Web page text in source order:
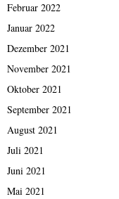
Februar 2022
Januar 2022
Dezember 2021
November 2021
Oktober 2021
September 2021
August 2021
Juli 2021
Juni 2021
Mai 2021